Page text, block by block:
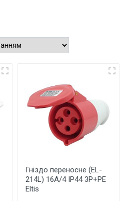
Гніздо переносне (EL-
214L) 16А/4 IP44 3P+PE
Eltis